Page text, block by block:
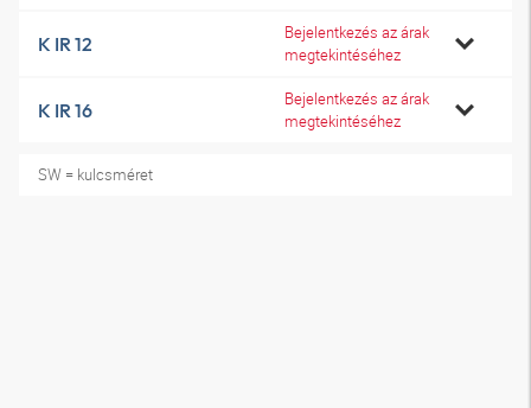
K IR 12
Bejelentkezés az árak
megtekintéséhez
K IR 16
Bejelentkezés az árak
megtekintéséhez
SW = kulcsméret